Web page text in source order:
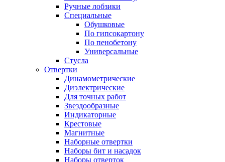
Ручные лобзики
Специальные
Обушковые
По гипсокартону
По пенобетону
Универсальные
Стусла
Отвертки
Динамометрические
Диэлектрические
Для точных работ
Звездообразные
Индикаторные
Крестовые
Магнитные
Наборные отвертки
Наборы бит и насадок
Наборы отверток